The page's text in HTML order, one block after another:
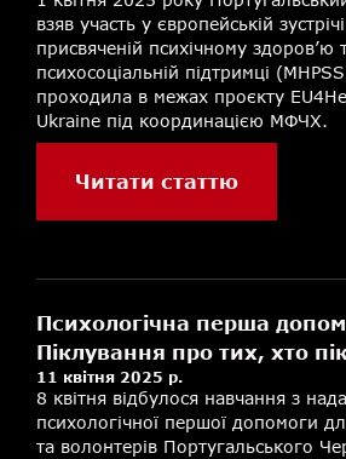
взяв участь у європейській
присвяченій психічному здоров’ю
психосоціальній підтримці
проходила в межах проєкту
Ukraine під координацією МФЧХ.
Читати статтю
Психологічна перша
Піклування про тих, хто
11 квітня 2025 р.
8 квітня відбулося навчання з
психологічної першої допомоги
та волонтерів Португальського